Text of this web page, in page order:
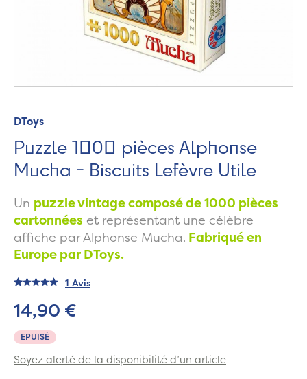
DToys
Puzzle 1000 pièces Alphonse
Mucha - Biscuits Lefèvre Utile
Un puzzle vintage composé de 1000 pièces
cartonnées et représentant une célèbre
affiche par Alphonse Mucha. Fabriqué en
Europe par DToys.
1 Avis
EPUISÉ
14,90 €
Soyez alerté de la disponibilité d’un article